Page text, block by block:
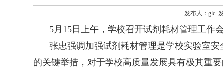
发布人：glc
5月15日上午，学校召开试剂耗材管理工作
张忠强调加强试剂耗材管理是学校实验室
的关键举措，对于学校高质量发展具有极其重